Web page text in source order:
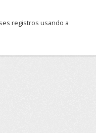
registros usando a